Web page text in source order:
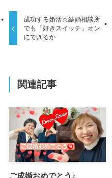
成功する婚活☆結婚相談所
でも「好きスイッチ」オン
にできるか
関連記事
ご成婚おめでとう♪